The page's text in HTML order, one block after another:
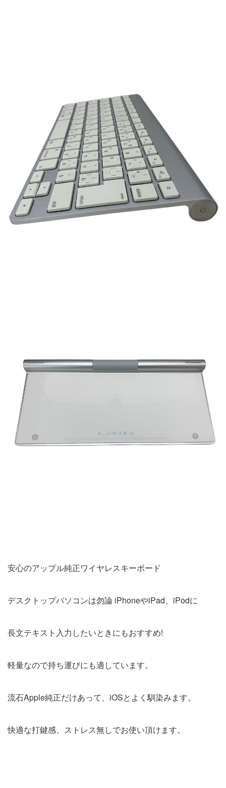
安心のアップル純正ワイヤレスキーボード
デスクトップパソコンは勿論 iPhoneやiPad、iPodに
長文テキスト入力したいときにもおすすめ!
軽量なので持ち運びにも適しています。
流石Apple純正だけあって、iOSとよく馴染みます。
快適な打鍵感、ストレス無しでお使い頂けます。